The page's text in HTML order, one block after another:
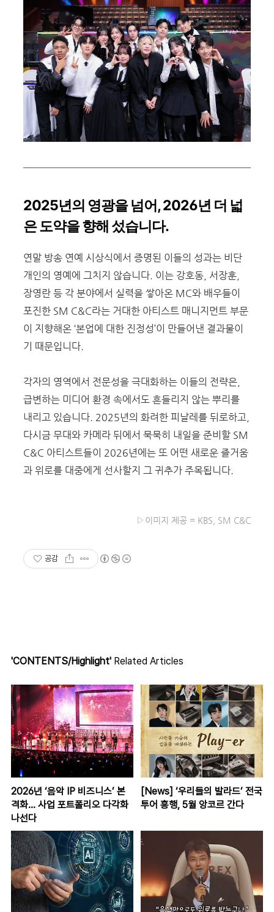
2025년의 영광을 넘어 , 2026년 더 넓
은 도약을 향해 섰습니다.
연말 방송 연예 시상식에서 증명된 이들의 성과는 비단
개인의 영예에 그치지 않습니다. 이는 강호동, 서장훈,
장영란 등 각 분야에서 실력을 쌓아온 MC와 배우들이
포진한 SM C&C라는 거대한 아티스트 매니지먼트 부문
이 지향해온 ‘본업에 대한 진정성’이 만들어낸 결과물이
기 때문입니다.
각자의 영역에서 전문성을 극대화하는 이들의 전략은,
급변하는 미디어 환경 속에서도 흔들리지 않는 뿌리를
내리고 있습니다. 2025년의 화려한 피날레를 뒤로하고,
다시금 무대와 카메라 뒤에서 묵묵히 내일을 준비할 SM
C&C 아티스트들이 2026년에는 또 어떤 새로운 즐거움
과 위로를 대중에게 선사할지 그 귀추가 주목됩니다.
▷ 이미지 제공 = KBS, SM C&C
공감
'CONTENTS/Highlight' Related Articles
2026년 ‘음악 IP 비즈니스’ 본
격화... 사업 포트폴리오 다각화
나선다
[News] ‘우리들의 발라드’ 전국
투어 흥행, 5월 앙코르 간다